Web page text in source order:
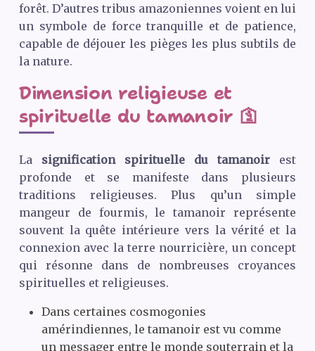
forêt. D’autres tribus amazoniennes voient en lui
un symbole de force tranquille et de patience,
capable de déjouer les pièges les plus subtils de
la nature.
Dimension religieuse et
spirituelle du tamanoir 🛐
La signification spirituelle du tamanoir est
profonde et se manifeste dans plusieurs
traditions religieuses. Plus qu’un simple
mangeur de fourmis, le tamanoir représente
souvent la quête intérieure vers la vérité et la
connexion avec la terre nourricière, un concept
qui résonne dans de nombreuses croyances
spirituelles et religieuses.
Dans certaines cosmogonies
amérindiennes, le tamanoir est vu comme
un messager entre le monde souterrain et la